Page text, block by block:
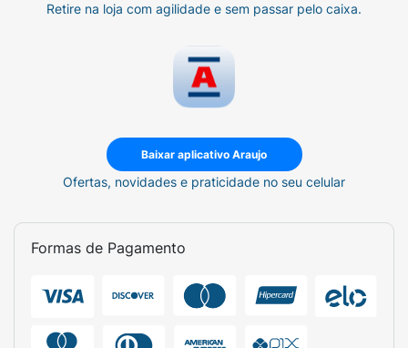
Retire na loja com agilidade e sem passar pelo caixa.
Baixar aplicativo Araujo
Ofertas, novidades e praticidade no seu celular
Formas de Pagamento